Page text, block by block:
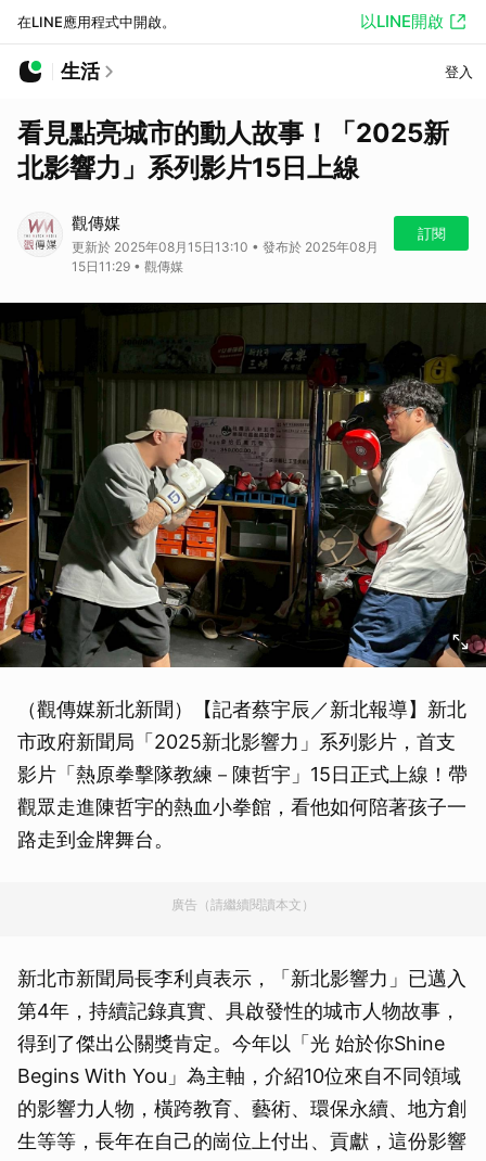
在LINE應用程式中開啟。 以LINE開啟
生活 登入
看見點亮城市的動人故事！「2025新
北影響力」系列影片15日上線
觀傳媒
更新於 2025年08月15日13:10 • 發布於 2025年08月
15日11:29 • 觀傳媒
訂閱
（觀傳媒新北新聞）【記者蔡宇辰／新北報導】新北
市政府新聞局「2025新北影響力」系列影片，首支
影片「熱原拳擊隊教練－陳哲宇」15日正式上線！帶
觀眾走進陳哲宇的熱血小拳館，看他如何陪著孩子一
路走到金牌舞台。
廣告（請繼續閱讀本文）
新北市新聞局長李利貞表示，「新北影響力」已邁入
第4年，持續記錄真實、具啟發性的城市人物故事，
得到了傑出公關獎肯定。今年以「光 始於你Shine
Begins With You」為主軸，介紹10位來自不同領域
的影響力人物，橫跨教育、藝術、環保永續、地方創
生等等，長年在自己的崗位上付出、貢獻，這份影響